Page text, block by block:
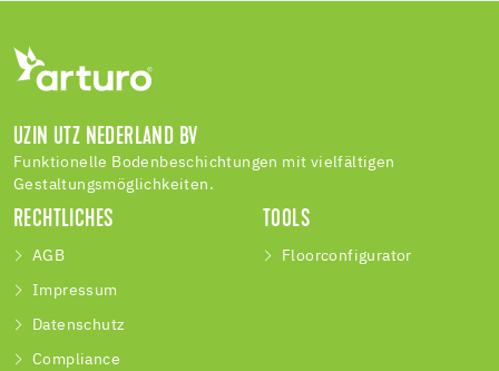
UZIN UTZ NEDERLAND BV
Funktionelle Bodenbeschichtungen mit vielfältigen
Gestaltungsmöglichkeiten.
RECHTLICHES
AGB
Impressum
Datenschutz
Compliance
TOOLS
Floorconfigurator